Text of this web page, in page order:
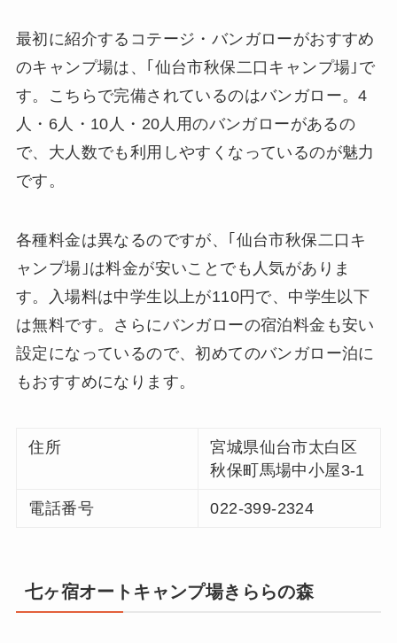
最初に紹介するコテージ・バンガローがおすすめ
のキャンプ場は、｢仙台市秋保二口キャンプ場｣で
す。こちらで完備されているのはバンガロー。4
人・6人・10人・20人用のバンガローがあるの
で、大人数でも利用しやすくなっているのが魅力
です。
各種料金は異なるのですが、｢仙台市秋保二口キ
ャンプ場｣は料金が安いことでも人気がありま
す。入場料は中学生以上が110円で、中学生以下
は無料です。さらにバンガローの宿泊料金も安い
設定になっているので、初めてのバンガロー泊に
もおすすめになります。
住所
宮城県仙台市太白区
秋保町馬場中小屋3-1
電話番号 022-399-2324
七ヶ宿オートキャンプ場きららの森